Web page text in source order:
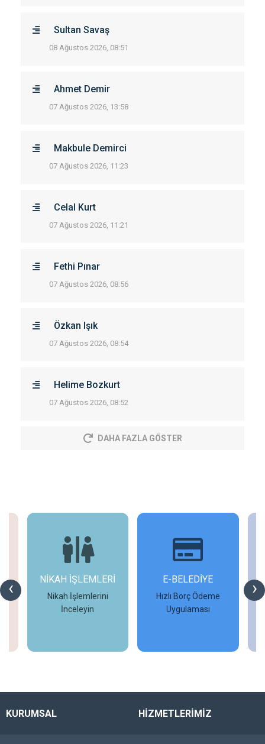
Sultan Savaş
08 Ağustos 2026, 08:51
Ahmet Demir
07 Ağustos 2026, 13:58
Makbule Demirci
07 Ağustos 2026, 11:23
Celal Kurt
07 Ağustos 2026, 11:21
Fethi Pınar
07 Ağustos 2026, 08:56
Özkan Işık
07 Ağustos 2026, 08:54
Helime Bozkurt
07 Ağustos 2026, 08:52
DAHA FAZLA GÖSTER
‹ ›
İŞLEMLERİ
İşlemlerini
E-BELEDİYE
Hızlı Borç Ödeme
D-İMAR
İmar
KURUMSAL HİZMETLERİMİZ